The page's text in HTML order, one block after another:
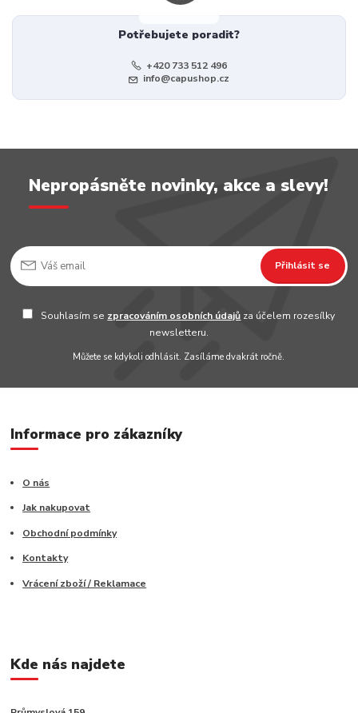
Potřebujete poradit?
+420 733 512 496
info@capushop.cz
Nepropásněte novinky, akce a slevy!
Přihlásit se
Souhlasím se zpracováním osobních údajů za účelem rozesílky
newsletteru.
Můžete se kdykoli odhlásit. Zasíláme dvakrát ročně.
Informace pro zákazníky
O nás
Jak nakupovat
Obchodní podmínky
Kontakty
Vrácení zboží / Reklamace
Kde nás najdete